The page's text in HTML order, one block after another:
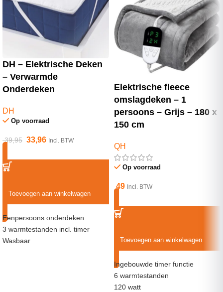
DH – Elektrische Deken
– Verwarmde
Onderdeken
DH
Op voorraad
39,95 33,96 Incl. BTW
Toevoegen aan winkelwagen
Eenpersoons onderdeken
3 warmtestanden incl. timer
Wasbaar
Elektrische fleece
omslagdeken – 1
persoons – Grijs – 180 x
150 cm
QH
Op voorraad
49 Incl. BTW
Toevoegen aan winkelwagen
Ingebouwde timer functie
6 warmtestanden
120 watt